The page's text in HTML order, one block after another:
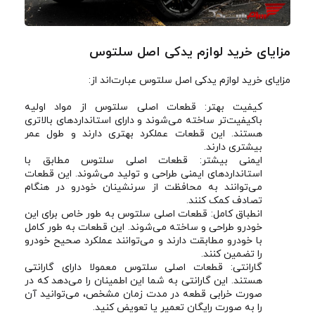
مزایای خرید لوازم یدکی اصل سلتوس
مزایای خرید لوازم یدکی اصل سلتوس عبارت‌اند از:
کیفیت بهتر: قطعات اصلی سلتوس از مواد اولیه
باکیفیت‌تر ساخته می‌شوند و دارای استانداردهای بالاتری
هستند. این قطعات عملکرد بهتری دارند و طول عمر
بیشتری دارند.
ایمنی بیشتر: قطعات اصلی سلتوس مطابق با
استانداردهای ایمنی طراحی و تولید می‌شوند. این قطعات
می‌توانند به محافظت از سرنشینان خودرو در هنگام
تصادف کمک کنند.
انطباق کامل: قطعات اصلی سلتوس به طور خاص برای این
خودرو طراحی و ساخته می‌شوند. این قطعات به طور کامل
با خودرو مطابقت دارند و می‌توانند عملکرد صحیح خودرو
را تضمین کنند.
گارانتی: قطعات اصلی سلتوس معمولا دارای گارانتی
هستند. این گارانتی به شما این اطمینان را می‌دهد که در
صورت خرابی قطعه در مدت زمان مشخص، می‌توانید آن
را به صورت رایگان تعمیر یا تعویض کنید.